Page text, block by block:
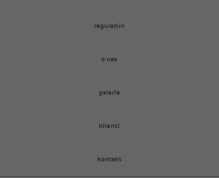
regulamin
o nas
galeria
klienci
kontakt